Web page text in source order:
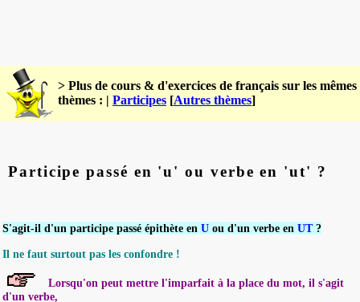
> Plus de cours & d'exercices de français sur les mêmes
thèmes : | Participes [Autres thèmes]
Participe passé en 'u' ou verbe en 'ut' ?
S'agit-il d'un participe passé épithète en U ou d'un verbe en UT?
Il ne faut surtout pas les confondre !
Lorsqu'on peut mettre l'imparfait à la place du mot, il s'agit
d'un verbe,